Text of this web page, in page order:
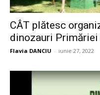
CÂT plătesc
dinozauri
Flavia DANCIU - iunie 27, 2022